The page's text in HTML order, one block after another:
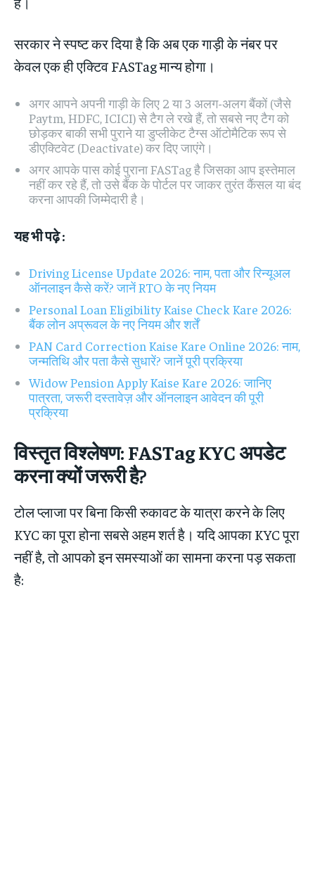
सरकार ने स्पष्ट कर दिया है कि अब एक गाड़ी के नंबर पर
केवल एक ही एक्टिव FASTag मान्य होगा।
अगर आपने अपनी गाड़ी के लिए 2 या 3 अलग-अलग बैंकों (जैसे
Paytm, HDFC, ICICI) से टैग ले रखे हैं, तो सबसे नए टैग को
छोड़कर बाकी सभी पुराने या डुप्लीकेट टैग्स ऑटोमैटिक रूप से
डीएक्टिवेट (Deactivate) कर दिए जाएंगे।
अगर आपके पास कोई पुराना FASTag है जिसका आप इस्तेमाल
नहीं कर रहे हैं, तो उसे बैंक के पोर्टल पर जाकर तुरंत कैंसल या बंद
करना आपकी जिम्मेदारी है।
यह भी पढ़े :
Driving License Update 2026: नाम, पता और रिन्यूअल
ऑनलाइन कैसे करें? जानें RTO के नए नियम
Personal Loan Eligibility Kaise Check Kare 2026:
बैंक लोन अप्रूवल के नए नियम और शर्तें
PAN Card Correction Kaise Kare Online 2026: नाम,
जन्मतिथि और पता कैसे सुधारें? जानें पूरी प्रक्रिया
Widow Pension Apply Kaise Kare 2026: जानिए
पात्रता, जरूरी दस्तावेज़ और ऑनलाइन आवेदन की पूरी
प्रक्रिया
विस्तृत विश्लेषण: FASTag KYC अपडेट
करना क्यों जरूरी है?
टोल प्लाजा पर बिना किसी रुकावट के यात्रा करने के लिए
KYC का पूरा होना सबसे अहम शर्त है। यदि आपका KYC पूरा
नहीं है, तो आपको इन समस्याओं का सामना करना पड़ सकता
है: